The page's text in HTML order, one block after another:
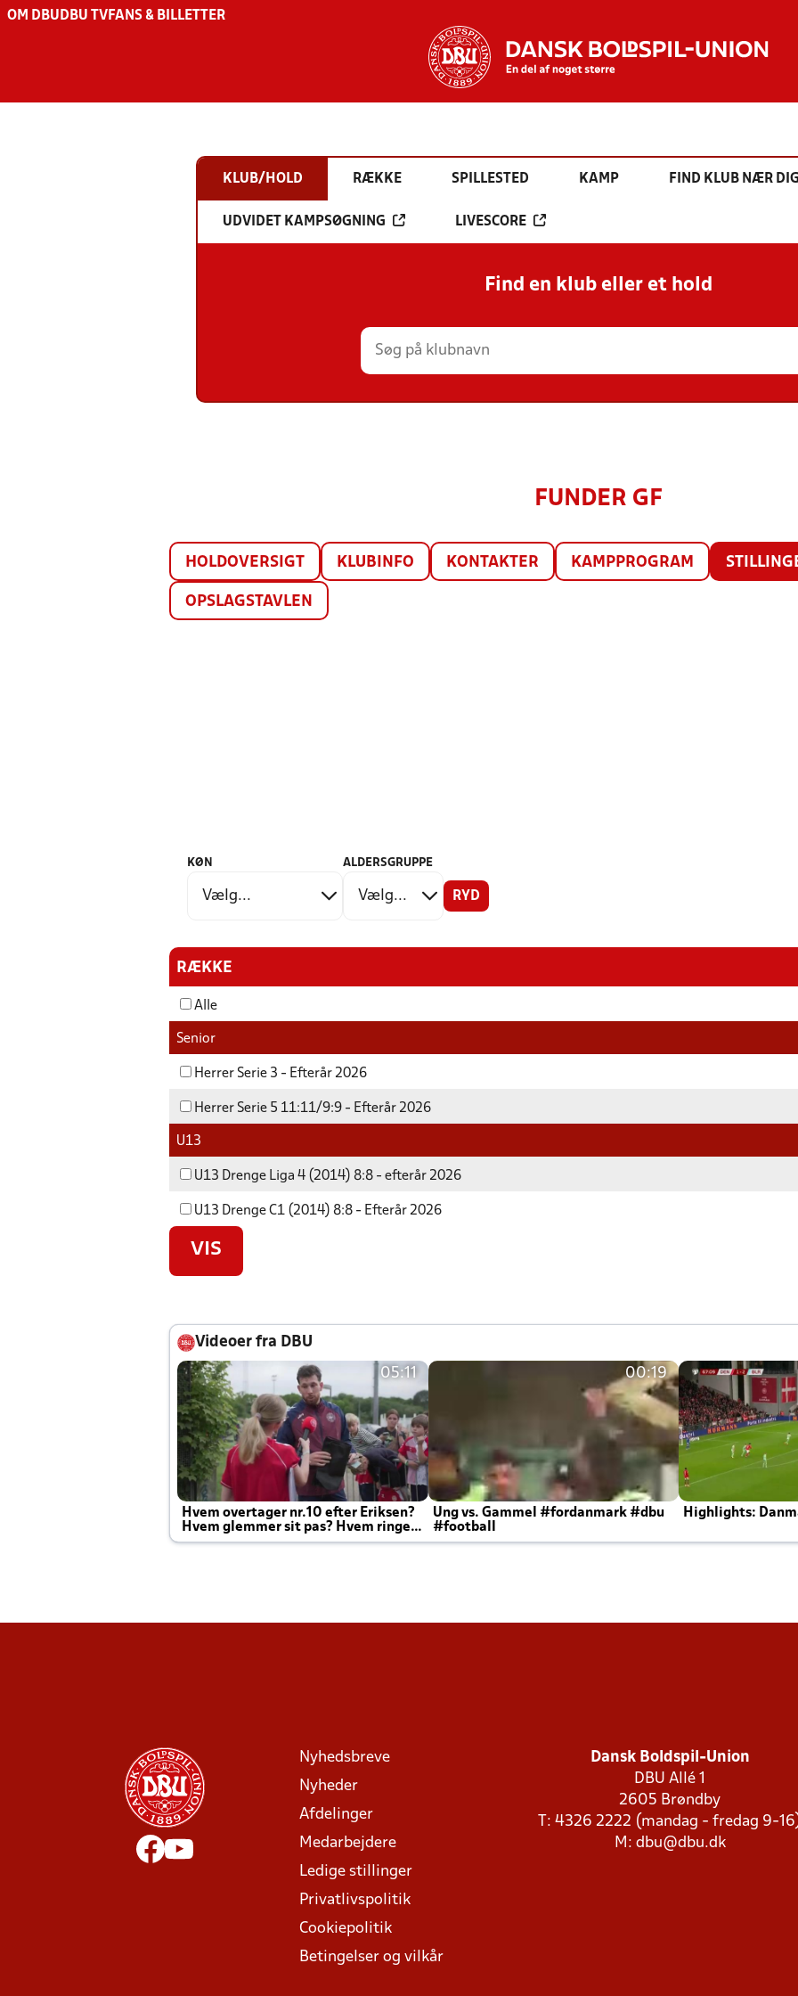
OM DBU DBU TV FANS & BILLETTER
KLUB/HOLD RÆKKE SPILLESTED KAMP FIND KLUB NÆR DIG
UDVIDET KAMPSØGNING LIVESCORE
Find en klub eller et hold
FUNDER GF
HOLDOVERSIGT KLUBINFO KONTAKTER KAMPPROGRAM
OPSLAGSTAVLEN
KØN ALDERSGRUPPE
RYD
RÆKKE
Alle
Senior
Herrer Serie 3 - Efterår 2026
Herrer Serie 5 11:11/9:9 - Efterår 2026
U13
U13 Drenge Liga 4 (2014) 8:8 - efterår 2026
U13 Drenge C1 (2014) 8:8 - Efterår 2026
VIS
Videoer fra DBU
05:11
Hvem overtager nr.10 efter Eriksen?
Hvem glemmer sit pas? Hvem ringer
Joachim altid til efter kampe?
00:19
Ung vs. Gammel #fordanmark #dbu
#football
Highlights:
Nyhedsbreve
Nyheder
Afdelinger
Medarbejdere
Ledige stillinger
Privatlivspolitik
Cookiepolitik
Betingelser og vilkår
Dansk Boldspil-Union
DBU Allé 1
2605 Brøndby
T: 4326 2222 (mandag - fredag 9-
M: dbu@dbu.dk